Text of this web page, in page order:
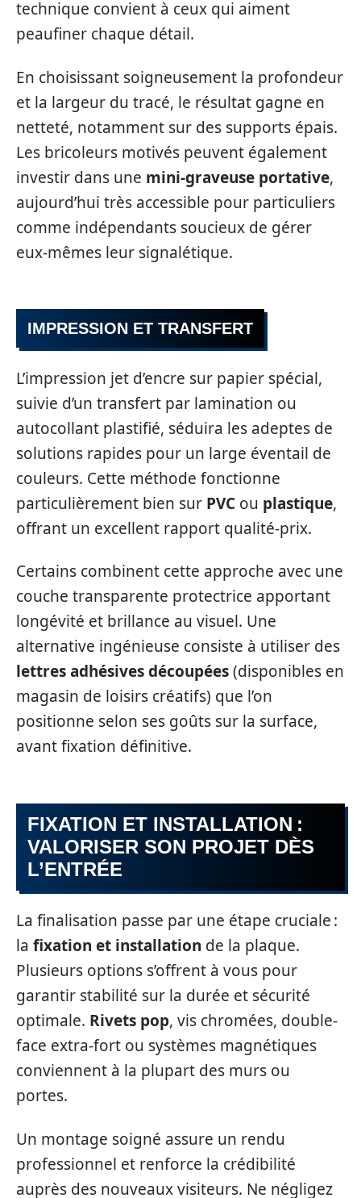
technique convient à ceux qui aiment
peaufiner chaque détail.
En choisissant soigneusement la profondeur
et la largeur du tracé, le résultat gagne en
netteté, notamment sur des supports épais.
Les bricoleurs motivés peuvent également
investir dans une mini-graveuse portative,
aujourd’hui très accessible pour particuliers
comme indépendants soucieux de gérer
eux-mêmes leur signalétique.
IMPRESSION ET TRANSFERT
L’impression jet d’encre sur papier spécial,
suivie d’un transfert par lamination ou
autocollant plastifié, séduira les adeptes de
solutions rapides pour un large éventail de
couleurs. Cette méthode fonctionne
particulièrement bien sur PVC ou plastique,
offrant un excellent rapport qualité-prix.
Certains combinent cette approche avec une
couche transparente protectrice apportant
longévité et brillance au visuel. Une
alternative ingénieuse consiste à utiliser des
lettres adhésives découpées(disponibles en
magasin de loisirs créatifs) que l’on
positionne selon ses goûts sur la surface,
avant fixation définitive.
FIXATION ET INSTALLATION :
VALORISER SON PROJET DÈS
L’ENTRÉE
La finalisation passe par une étape cruciale :
la fixation et installation de la plaque.
Plusieurs options s’offrent à vous pour
garantir stabilité sur la durée et sécurité
optimale. Rivets pop, vis chromées, double-
face extra-fort ou systèmes magnétiques
conviennent à la plupart des murs ou
portes.
Un montage soigné assure un rendu
professionnel et renforce la crédibilité
auprès des nouveaux visiteurs. Ne négligez